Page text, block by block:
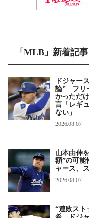
「MLB」新着記事
ドジャー
論” フリ
かっただ
言「レギ
ない」
2026.08.07
山本由伸
額”の可
ャース、
2026.08.07
“連敗スト